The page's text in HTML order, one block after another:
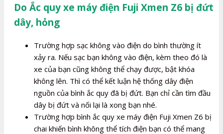
Do Ắc quy xe máy điện Fuji Xmen Z6 bị đứt
dây, hỏng
Trường hợp sạc không vào điện do bình thường ít
xảy ra. Nếu sạc bạn không vào điện, kèm theo đó là
xe của bạn cũng không thể chạy được, bật khóa
không lên. Thì có thể kết luận hệ thống dây điện
nguồn của bình ắc quy đã bị đứt. Bạn chỉ cần tìm đầu
dây bị đứt và nối lại là xong bạn nhé.
Trường hợp bình ắc quy xe máy điện Fuji Xmen Z6 bị
chai khiến bình không thể tích điện bạn có thể mang